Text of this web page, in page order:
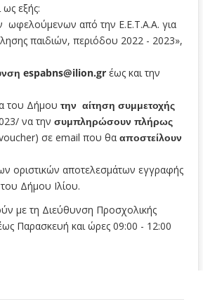
εξής:
ωφελούμενων από την Ε.Ε.Τ.Α.Α. για
παιδιών, περιόδου 2022 - 2023»,
espabns@ilion.gr έως και την
του Δήμου την αίτηση συμμετοχής
να την συμπληρώσουν πλήρως
σε email που θα αποστείλουν
οριστικών αποτελεσμάτων εγγραφής
Δήμου Ιλίου.
με τη Διεύθυνση Προσχολικής
Παρασκευή και ώρες 09:00 - 12:00